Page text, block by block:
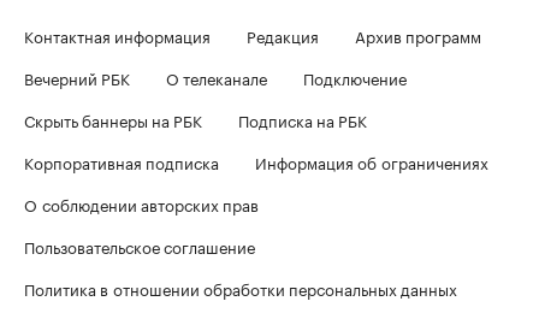
Контактная информация Редакция
Архив программ
Вечерний РБК
О телеканале
Подключение
Скрыть баннеры на РБК
Подписка на РБК
Корпоративная подписка
Информация об ограничениях
О соблюдении авторских прав
Пользовательское соглашение
Политика в отношении обработки персональных данных